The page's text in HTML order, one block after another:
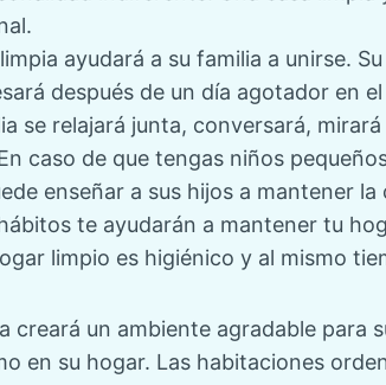
ayudará a su familia a unirse.
después de un día agotador en
se relajará junta, conversará,
caso de que tengas niños
enseñar a sus hijos a mantener
te ayudarán a mantener tu
limpio es higiénico y al mismo
creará un ambiente agradable para
en su hogar. Las habitaciones